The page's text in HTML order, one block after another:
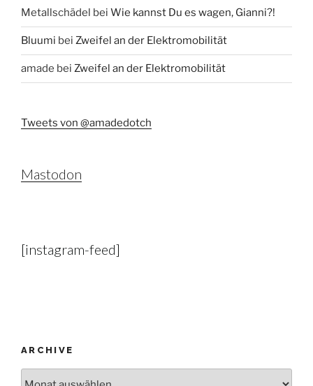
Metallschädel bei Wie kannst Du es wagen, Gianni?!
Bluumi bei Zweifel an der Elektromobilität
amade bei Zweifel an der Elektromobilität
Tweets von @amadedotch
Mastodon
[instagram-feed]
ARCHIVE